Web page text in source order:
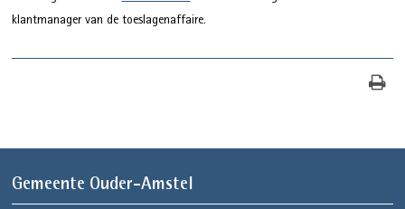
klantmanager van de toeslagenaffaire.
Gemeente Ouder-Amstel